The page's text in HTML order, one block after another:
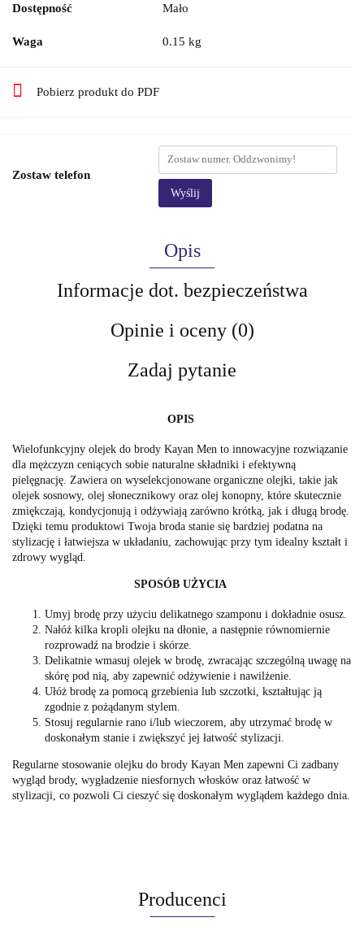
Dostępność Mało
Waga 0.15 kg
Pobierz produkt do PDF
Zostaw telefon
Wyślij
Opis
Informacje dot. bezpieczeństwa
Opinie i oceny (0)
Zadaj pytanie
OPIS
Wielofunkcyjny olejek do brody Kayan Men to innowacyjne rozwiązanie
dla mężczyzn ceniących sobie naturalne składniki i efektywną
pielęgnację. Zawiera on wyselekcjonowane organiczne olejki, takie jak
olejek sosnowy, olej słonecznikowy oraz olej konopny, które skutecznie
zmiękczają, kondycjonują i odżywiają zarówno krótką, jak i długą brodę.
Dzięki temu produktowi Twoja broda stanie się bardziej podatna na
stylizację i łatwiejsza w układaniu, zachowując przy tym idealny kształt i
zdrowy wygląd.
SPOSÓB UŻYCIA
Umyj brodę przy użyciu delikatnego szamponu i dokładnie osusz.
Nałóż kilka kropli olejku na dłonie, a następnie równomiernie
rozprowadź na brodzie i skórze.
Delikatnie wmasuj olejek w brodę, zwracając szczególną uwagę na
skórę pod nią, aby zapewnić odżywienie i nawilżenie.
Ułóż brodę za pomocą grzebienia lub szczotki, kształtując ją
zgodnie z pożądanym stylem.
Stosuj regularnie rano i/lub wieczorem, aby utrzymać brodę w
doskonałym stanie i zwiększyć jej łatwość stylizacji.
Regularne stosowanie olejku do brody Kayan Men zapewni Ci zadbany
wygląd brody, wygładzenie niesfornych włosków oraz łatwość w
stylizacji, co pozwoli Ci cieszyć się doskonałym wyglądem każdego dnia.
Producenci